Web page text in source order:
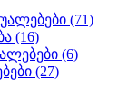
(71)
(16)
(6)
(27)